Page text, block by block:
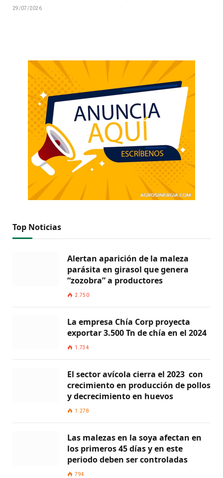
29/07/2026
Top Noticias
Alertan aparición de la maleza
parásita en girasol que genera
“zozobra” a productores
2.750
La empresa Chía Corp proyecta
exportar 3.500 Tn de chía en el 2024
1.734
El sector avícola cierra el 2023 con
crecimiento en producción de pollos
y decrecimiento en huevos
1.278
Las malezas en la soya afectan en
los primeros 45 días y en este
periodo deben ser controladas
794